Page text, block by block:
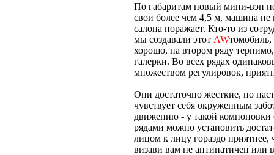
По габаритам новый мини-вэн
свои более чем 4,5 м, машина не
салона поражает. Кто-то из
мы создавали этот AW
хорошо, на втором ряду
галерки. Во всех рядах
множеством регулировок,
Они достаточно жесткие, но
чувствует себя окруженным
движению - у такой компоновки
рядами можно установить
лицом к лицу гораздо приятнее,
визави вам не антипатичен или